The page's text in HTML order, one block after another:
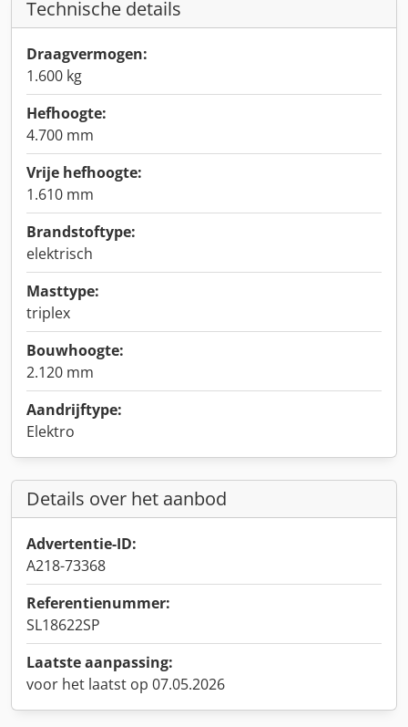
Technische details
Draagvermogen:
1.600 kg
Hefhoogte:
4.700 mm
Vrije hefhoogte:
1.610 mm
Brandstoftype:
elektrisch
Masttype:
triplex
Bouwhoogte:
2.120 mm
Aandrijftype:
Elektro
Details over het aanbod
Advertentie-ID:
A218-73368
Referentienummer:
SL18622SP
Laatste aanpassing:
voor het laatst op 07.05.2026